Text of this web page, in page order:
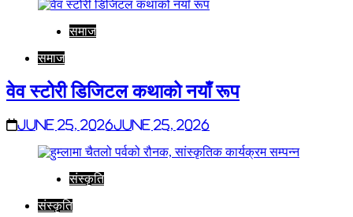
समाज
समाज
वेव स्टोरी डिजिटल कथाको नयाँ रूप
June 25, 2026June 25, 2026
संस्कृति
संस्कृति